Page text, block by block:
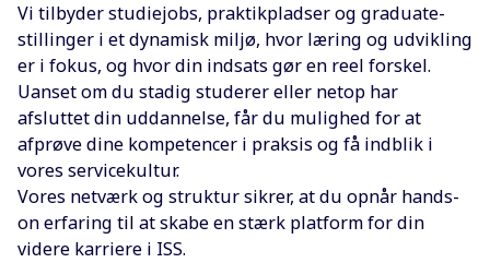
Vi tilbyder studiejobs, praktikpladser og graduate-
stillinger i et dynamisk miljø, hvor læring og udvikling
er i fokus, og hvor din indsats gør en reel forskel.
Uanset om du stadig studerer eller netop har
afsluttet din uddannelse, får du mulighed for at
afprøve dine kompetencer i praksis og få indblik i
vores servicekultur.
Vores netværk og struktur sikrer, at du opnår hands-
on erfaring til at skabe en stærk platform for din
videre karriere i ISS.